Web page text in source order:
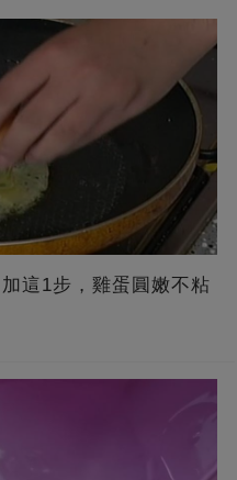
這1步，雞蛋圓嫩不粘